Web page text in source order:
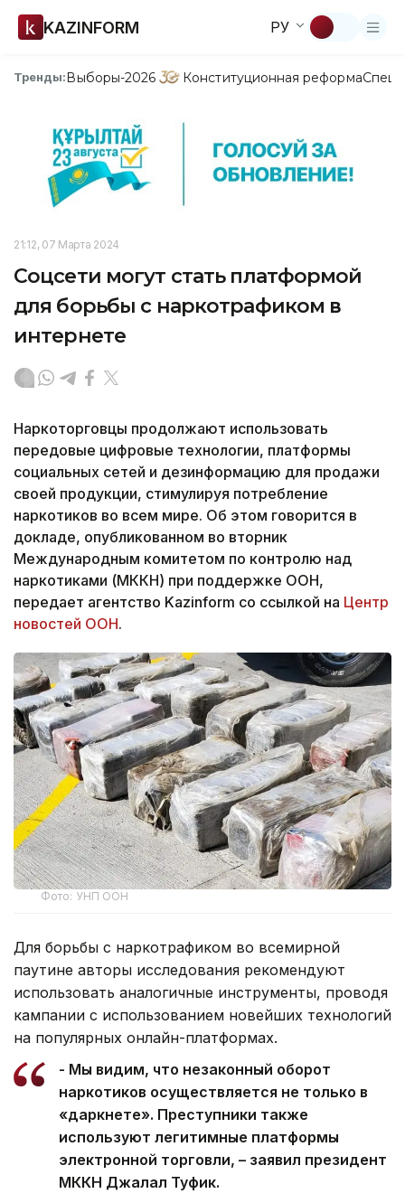
KAZINFORM РУ
Тренды:Выборы-2026 Конституционная реформа
21:12, 07 Марта 2024
Соцсети могут стать платформой
для борьбы с наркотрафиком в
интернете
Наркоторговцы продолжают использовать
передовые цифровые технологии, платформы
социальных сетей и дезинформацию для продажи
своей продукции, стимулируя потребление
наркотиков во всем мире. Об этом говорится в
докладе, опубликованном во вторник
Международным комитетом по контролю над
наркотиками (МККН) при поддержке ООН,
передает агентство Kazinform со ссылкой на Центр
новостей ООН.
Фото: УНП ООН
Для борьбы с наркотрафиком во всемирной
паутине авторы исследования рекомендуют
использовать аналогичные инструменты, проводя
кампании с использованием новейших технологий
на популярных онлайн-платформах.
- Мы видим, что незаконный оборот
наркотиков осуществляется не только в
«даркнете». Преступники также
используют легитимные платформы
электронной торговли, – заявил президент
МККН Джалал Туфик.